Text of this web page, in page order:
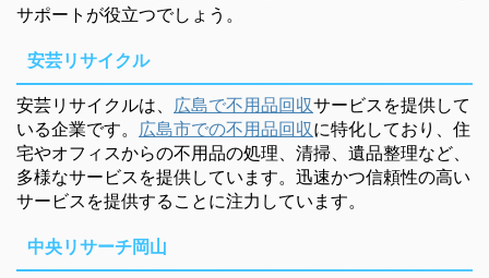
サポートが役立つでしょう。
安芸リサイクル
安芸リサイクルは、 広島で不用品回収サービスを提供して
いる企業です。 広島市での不用品回収に特化しており、住
宅やオフィスからの不用品の処理、清掃、遺品整理など、
多様なサービスを提供しています。迅速かつ信頼性の高い
サービスを提供することに注力しています。
中央リサーチ岡山